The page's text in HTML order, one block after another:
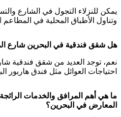
يمكن للنزلاء التجول في الشارع
وتناول الأطباق المحلية في المطاعم
هل شقق فندقية في البحرين شارع
نعم، توجد العديد من شقق فندقية
احتياجات العوائل مثل فندق هاربور
ما هي أهم المرافق والخدمات
المعارض في البحرين؟